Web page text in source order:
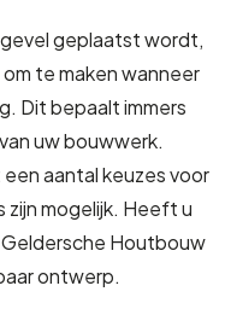
geplaatst wordt,
te maken wanneer
Dit bepaalt immers
uw bouwwerk.
aantal keuzes voor
mogelijk. Heeft u
Houtbouw
ontwerp.